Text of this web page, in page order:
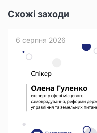
Схожі заходи
6 серпня 2026